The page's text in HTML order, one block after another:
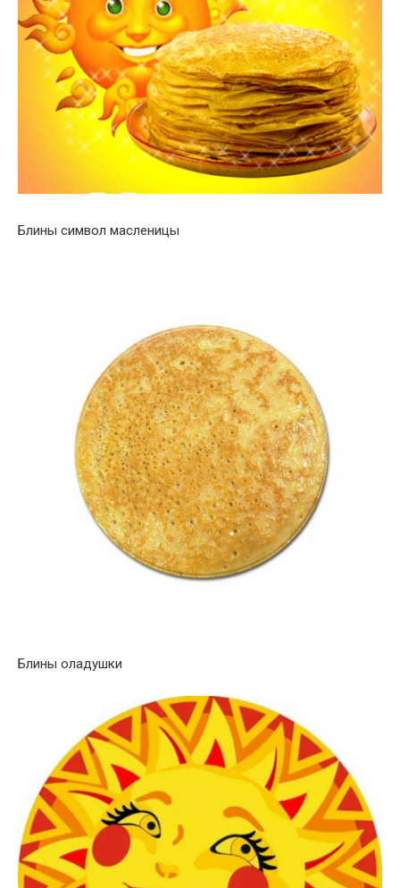
Блины символ масленицы
Блины оладушки